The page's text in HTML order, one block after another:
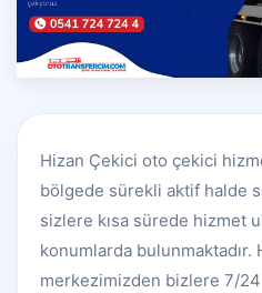
Hizan Çekici oto çekici
bölgede sürekli aktif halde
sizlere kısa sürede hizmet
konumlarda bulunmaktadır.
merkezimizden bizlere 7/